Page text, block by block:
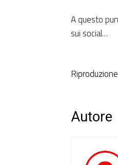
A questo
sui social…
Autore